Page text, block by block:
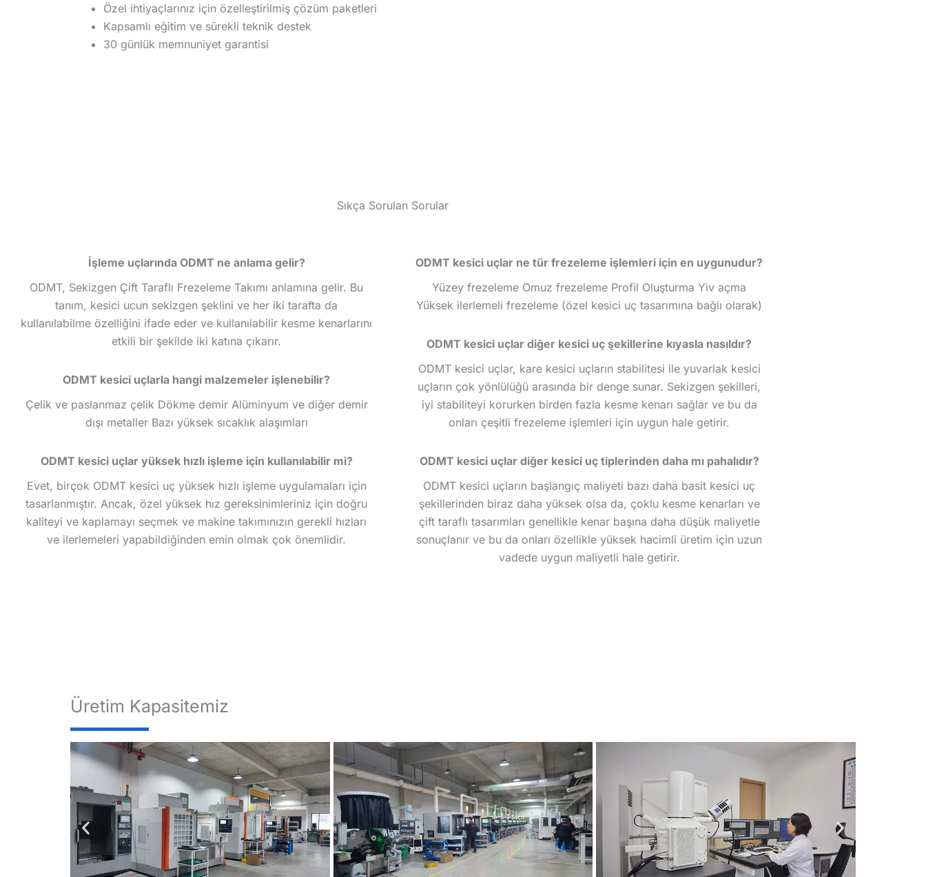
Özel ihtiyaçlarınız için özelleştirilmiş çözüm paketleri
Kapsamlı eğitim ve sürekli teknik destek
30 günlük memnuniyet garantisi
Sıkça Sorulan Sorular
İşleme uçlarında ODMT ne anlama gelir?
ODMT, Sekizgen Çift Taraflı Frezeleme Takımı anlamına gelir. Bu
tanım, kesici ucun sekizgen şeklini ve her iki tarafta da
kullanılabilme özelliğini ifade eder ve kullanılabilir kesme kenarlarını
etkili bir şekilde iki katına çıkarır.
ODMT kesici uçlarla hangi malzemeler işlenebilir?
Çelik ve paslanmaz çelik Dökme demir Alüminyum ve diğer demir
dışı metaller Bazı yüksek sıcaklık alaşımları
ODMT kesici uçlar yüksek hızlı işleme için kullanılabilir mi?
Evet, birçok ODMT kesici uç yüksek hızlı işleme uygulamaları için
tasarlanmıştır. Ancak, özel yüksek hız gereksinimleriniz için doğru
kaliteyi ve kaplamayı seçmek ve makine takımınızın gerekli hızları
ve ilerlemeleri yapabildiğinden emin olmak çok önemlidir.
ODMT kesici uçlar ne tür frezeleme işlemleri için en uygunudur?
Yüzey frezeleme Omuz frezeleme Profil Oluşturma Yiv açma
Yüksek ilerlemeli frezeleme (özel kesici uç tasarımına bağlı olarak)
ODMT kesici uçlar diğer kesici uç şekillerine kıyasla nasıldır?
ODMT kesici uçlar, kare kesici uçların stabilitesi ile yuvarlak kesici
uçların çok yönlülüğü arasında bir denge sunar. Sekizgen şekilleri,
iyi stabiliteyi korurken birden fazla kesme kenarı sağlar ve bu da
onları çeşitli frezeleme işlemleri için uygun hale getirir.
ODMT kesici uçlar diğer kesici uç tiplerinden daha mı pahalıdır?
ODMT kesici uçların başlangıç maliyeti bazı daha basit kesici uç
şekillerinden biraz daha yüksek olsa da, çoklu kesme kenarları ve
çift taraflı tasarımları genellikle kenar başına daha düşük maliyetle
sonuçlanır ve bu da onları özellikle yüksek hacimli üretim için uzun
vadede uygun maliyetli hale getirir.
Üretim Kapasitemiz